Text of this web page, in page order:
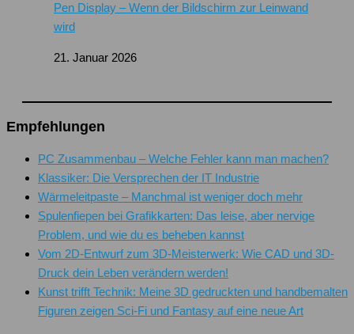
Pen Display – Wenn der Bildschirm zur Leinwand
wird
21. Januar 2026
Empfehlungen
PC Zusammenbau – Welche Fehler kann man machen?
Klassiker: Die Versprechen der IT Industrie
Wärmeleitpaste – Manchmal ist weniger doch mehr
Spulenfiepen bei Grafikkarten: Das leise, aber nervige
Problem, und wie du es beheben kannst
Vom 2D-Entwurf zum 3D-Meisterwerk: Wie CAD und 3D-
Druck dein Leben verändern werden!
Kunst trifft Technik: Meine 3D gedruckten und handbemalten
Figuren zeigen Sci-Fi und Fantasy auf eine neue Art